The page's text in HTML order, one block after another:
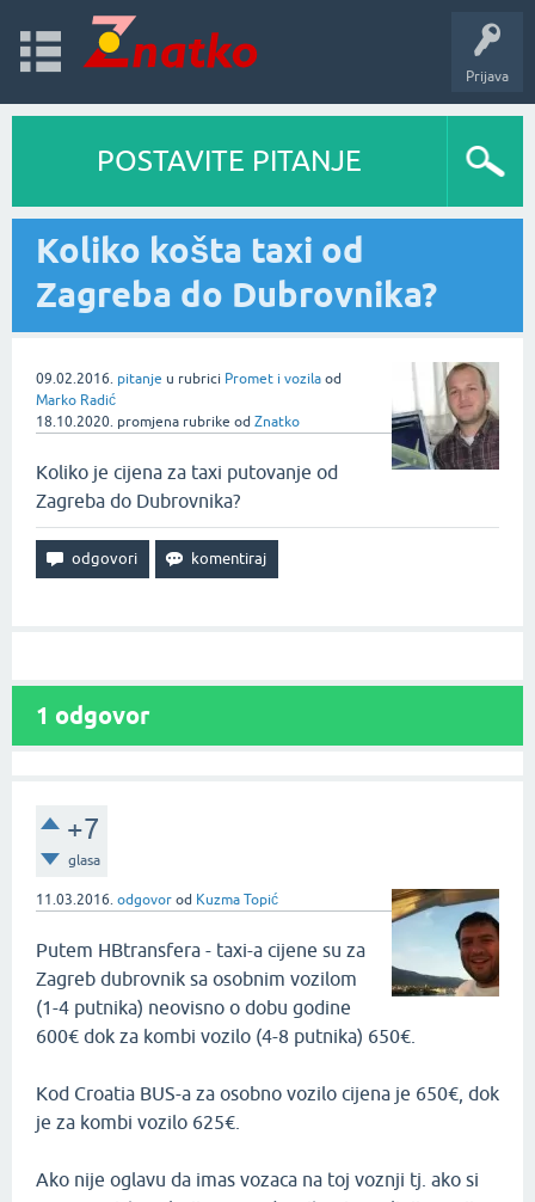
Prijava
POSTAVITE PITANJE
Koliko košta taxi od
Zagreba do Dubrovnika?
09.02.2016. pitanje u rubrici Promet i vozila od
Marko Radić
18.10.2020. promjena rubrike od Znatko
Koliko je cijena za taxi putovanje od
Zagreba do Dubrovnika?
1 odgovor
+7
glasa
11.03.2016. odgovor od Kuzma Topić
Putem HBtransfera - taxi-a cijene su za
Zagreb dubrovnik sa osobnim vozilom
(1-4 putnika) neovisno o dobu godine
600€ dok za kombi vozilo (4-8 putnika) 650€.
Kod Croatia BUS-a za osobno vozilo cijena je 650€, dok
je za kombi vozilo 625€.
Ako nije oglavu da imas vozaca na toj voznji tj. ako si